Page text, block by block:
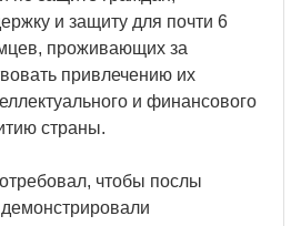
и защиту для почти 6
проживающих за
привлечению их
и финансового
страны.
чтобы послы